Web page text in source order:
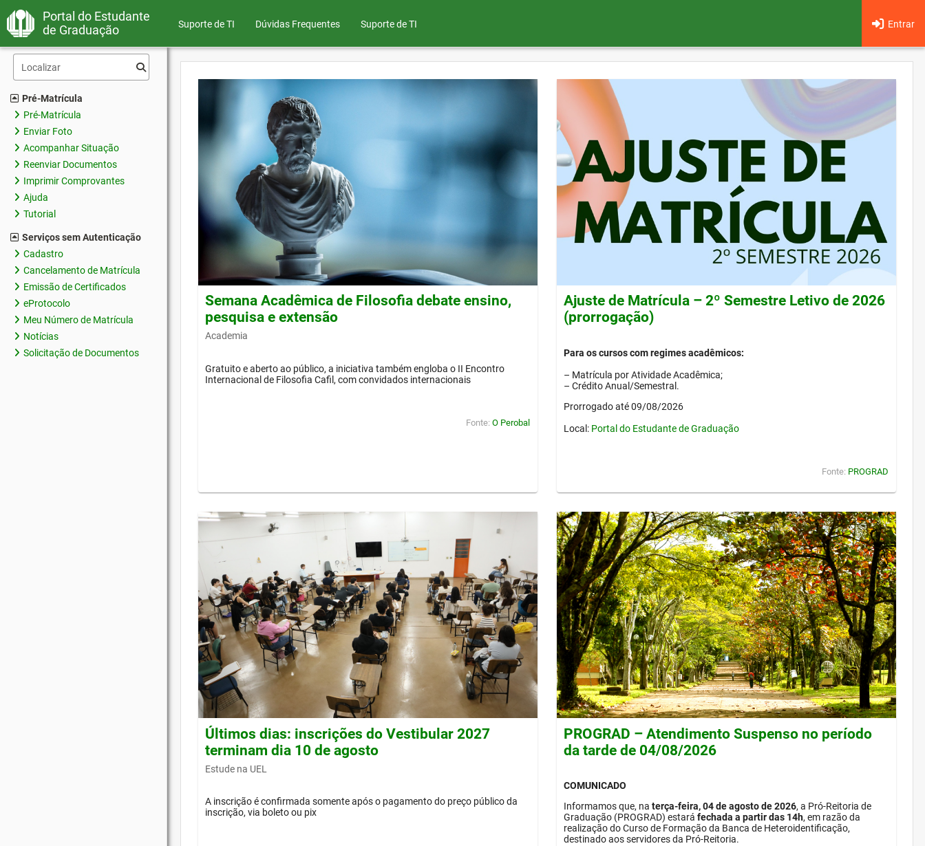
Portal do Estudante
de Graduação
Suporte de TI Dúvidas Frequentes Entrar
Suporte de TI
Pré-Matrícula
Pré-Matrícula
Enviar Foto
Acompanhar Situação
Reenviar Documentos
Imprimir Comprovantes
Ajuda
Tutorial
Serviços sem Autenticação
Cadastro
Cancelamento de Matrícula
Emissão de Certificados
eProtocolo
Meu Número de Matrícula
Notícias
Solicitação de Documentos
Semana Acadêmica de Filosofia debate ensino,
pesquisa e extensão
Academia
Gratuito e aberto ao público, a iniciativa também engloba o II Encontro
Internacional de Filosofia Cafil, com convidados internacionais
Fonte: O Perobal
Ajuste de Matrícula – 2º Semestre Letivo de 2026
(prorrogação)
Para os cursos com regimes acadêmicos:
– Matrícula por Atividade Acadêmica;
– Crédito Anual/Semestral.
Prorrogado até 09/08/2026
Local: Portal do Estudante de Graduação
Fonte: PROGRAD
Últimos dias: inscrições do Vestibular 2027
terminam dia 10 de agosto
Estude na UEL
A inscrição é confirmada somente após o pagamento do preço público da
inscrição, via boleto ou pix
PROGRAD – Atendimento Suspenso no período
da tarde de 04/08/2026
COMUNICADO
Informamos que, na terça-feira, 04 de agosto de 2026, a Pró-Reitoria de
Graduação (PROGRAD) estará fechada a partir das 14h, em razão da
realização do Curso de Formação da Banca de Heteroidentificação,
destinado aos servidores da Pró-Reitoria.